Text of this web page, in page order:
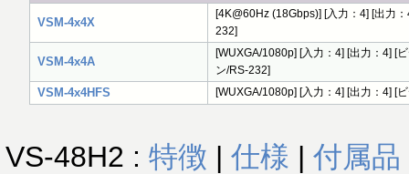
VSM-4x4X
[4K@60Hz (18Gbps)] [入力：4] [出力
232]
VSM-4x4A
[WUXGA/1080p] [入力：4] [出力：4] [
ン/RS-232]
VSM-4x4HFS [WUXGA/1080p] [入力：4] [出力：4] [
VS-48H2 : 特徴 | 仕様 | 付属品